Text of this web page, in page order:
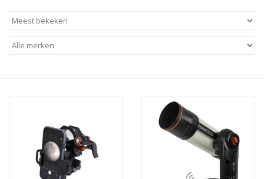
Boeken
Globes / Gadgets
Weerstations